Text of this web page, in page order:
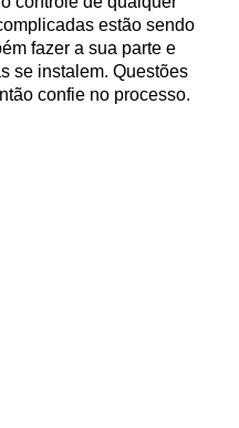
estão sendo
fazer a sua parte e
se instalem. Questões
confie no processo.